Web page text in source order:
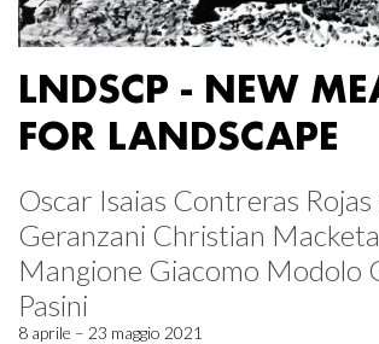
LNDSCP - NEW
FOR LANDSCAPE
Oscar Isaias Contreras
Geranzani Christian
Mangione Giacomo Modolo
Pasini
8 aprile – 23 maggio 2021